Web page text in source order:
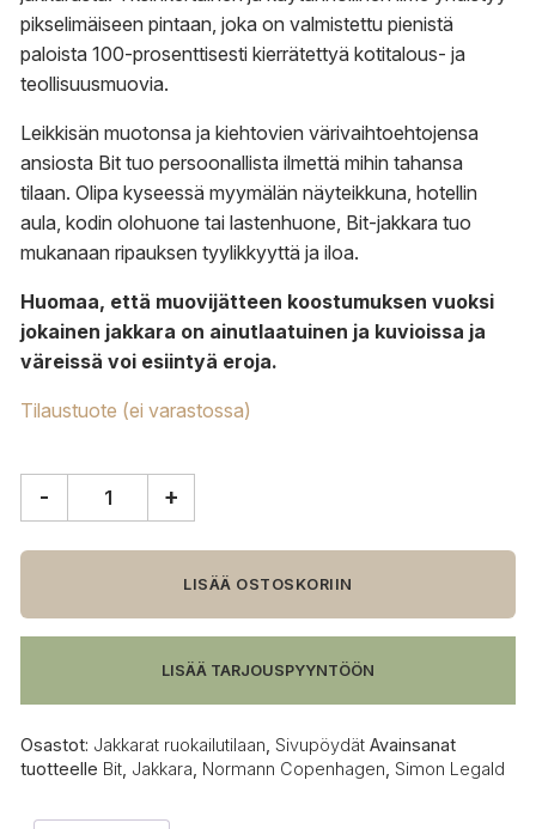
pikselimäiseen pintaan, joka on valmistettu pienistä
paloista 100-prosenttisesti kierrätettyä kotitalous- ja
teollisuusmuovia.
Leikkisän muotonsa ja kiehtovien värivaihtoehtojensa
ansiosta Bit tuo persoonallista ilmettä mihin tahansa
tilaan. Olipa kyseessä myymälän näyteikkuna, hotellin
aula, kodin olohuone tai lastenhuone, Bit-jakkara tuo
mukanaan ripauksen tyylikkyyttä ja iloa.
Huomaa, että muovijätteen koostumuksen vuoksi
jokainen jakkara on ainutlaatuinen ja kuvioissa ja
väreissä voi esiintyä eroja.
Tilaustuote (ei varastossa)
Bit
valkoinen
määrä
- +
LISÄÄ OSTOSKORIIN
LISÄÄ TARJOUSPYYNTÖÖN
Osastot: Jakkarat ruokailutilaan Sivupöydät Avainsanat
tuotteelle Bit Jakkara Normann Copenhagen Simon Legald